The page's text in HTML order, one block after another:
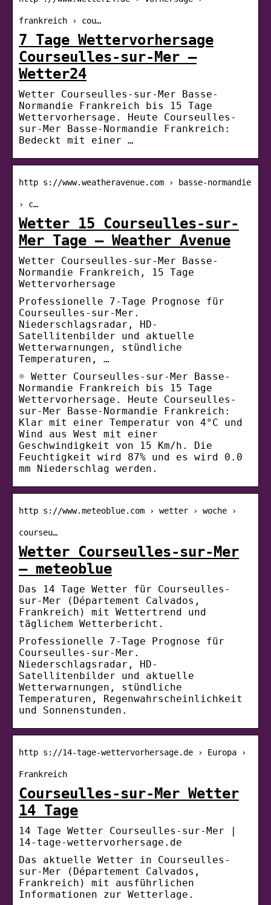
frankreich › cou…
7 Tage Wettervorhersage
Courseulles-sur-Mer –
Wetter24
Wetter Courseulles-sur-Mer Basse-
Normandie Frankreich bis 15 Tage
Wettervorhersage. Heute Courseulles-
sur-Mer Basse-Normandie Frankreich:
Bedeckt mit einer …
http s://www.weatheravenue.com › basse-normandie
› c…
Wetter 15 Courseulles-sur-
Mer Tage – Weather Avenue
Wetter Courseulles-sur-Mer Basse-
Normandie Frankreich, 15 Tage
Wettervorhersage
Professionelle 7-Tage Prognose für
Courseulles-sur-Mer.
Niederschlagsradar, HD-
Satellitenbilder und aktuelle
Wetterwarnungen, stündliche
Temperaturen, …
☼ Wetter Courseulles-sur-Mer Basse-
Normandie Frankreich bis 15 Tage
Wettervorhersage. Heute Courseulles-
sur-Mer Basse-Normandie Frankreich:
Klar mit einer Temperatur von 4°C und
Wind aus West mit einer
Geschwindigkeit von 15 Km/h. Die
Feuchtigkeit wird 87% und es wird 0.0
mm Niederschlag werden.
http s://www.meteoblue.com › wetter › woche ›
courseu…
Wetter Courseulles-sur-Mer
– meteoblue
Das 14 Tage Wetter für Courseulles-
sur-Mer (Département Calvados,
Frankreich) mit Wettertrend und
täglichem Wetterbericht.
Professionelle 7-Tage Prognose für
Courseulles-sur-Mer.
Niederschlagsradar, HD-
Satellitenbilder und aktuelle
Wetterwarnungen, stündliche
Temperaturen, Regenwahrscheinlichkeit
und Sonnenstunden.
http s://14-tage-wettervorhersage.de › Europa ›
Frankreich
Courseulles-sur-Mer Wetter
14 Tage
14 Tage Wetter Courseulles-sur-Mer |
14-tage-wettervorhersage.de
Das aktuelle Wetter in Courseulles-
sur-Mer (Département Calvados,
Frankreich) mit ausführlichen
Informationen zur Wetterlage.